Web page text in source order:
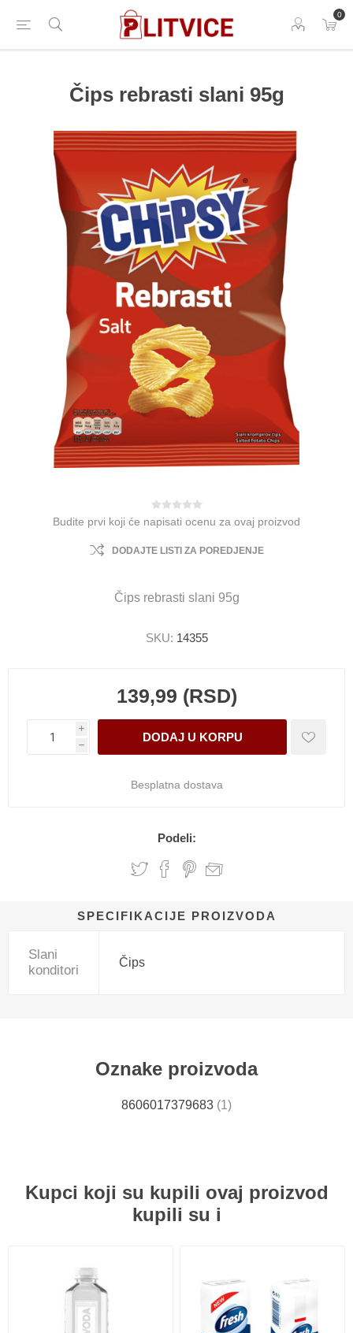
0
Čips rebrasti slani 95g
Budite prvi koji će napisati ocenu za ovaj proizvod
DODAJTE LISTI ZA POREDJENJE
Čips rebrasti slani 95g
SKU: 14355
139,99 (RSD)
i
h
Besplatna dostava
Podeli:
SPECIFIKACIJE PROIZVODA
Slani
konditori
Čips
Oznake proizvoda
8606017379683 (1)
Kupci koji su kupili ovaj proizvod
kupili su i